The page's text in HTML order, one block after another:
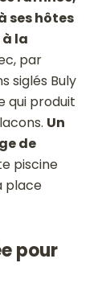
ses hôtes
la
par
siglés Buly
qui produit
Un
de
piscine
place
pour